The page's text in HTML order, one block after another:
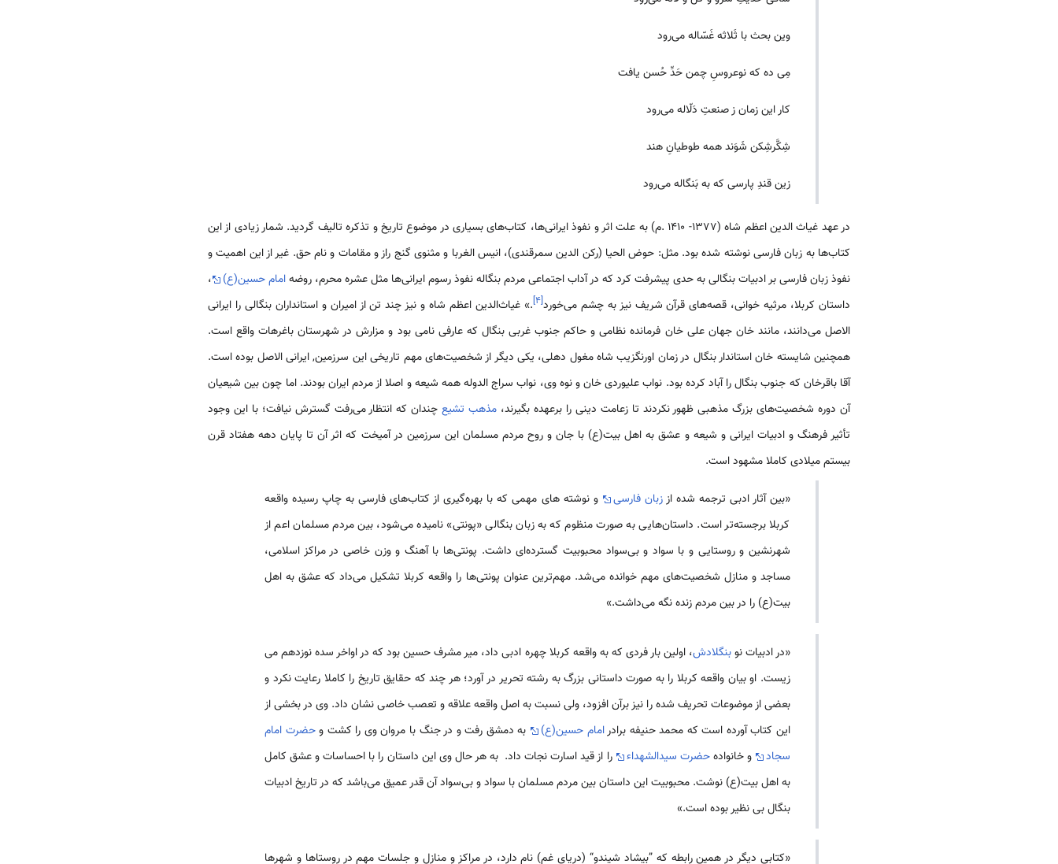
وین بحث با ثَلاثه غَسّاله می‌رود
مِی ده که نوعروسِ چمن حَدِّ حُسن یافت
کار این زمان ز صنعتِ دَلّاله می‌رود
شِکَّرشِکن شَوَند همه طوطیانِ هند
زین قندِ پارسی که به بَنگاله می‌رود
در عهد غیاث الدین اعظم شاه (1377- 1410 .م) به علت اثر و نفوذ ایرانی‌ها، کتاب‌هاى بسیارى در موضوع تاریخ و تذکره تالیف گردید. شمار زیادى از این
کتاب‌ها به زبان فارسى نوشته شده بود. مثل: حوض الحیا (رکن الدین سمرقندى)، انیس الغربا و مثنوى گنج راز و مقامات و نام حق. غیر از این اهمیت و
نفوذ زبان فارسى بر ادبیات بنگالى به حدی پیشرفت کرد که در آداب اجتماعى مردم بنگاله نفوذ رسوم ایرانی‌ها مثل عشره محرم، روضهامام حسین(ع)
،
داستان کربلا، مرثیه خوانى، قصه‌هاى قرآن شریف نیز به چشم می‌خورد[۴].» غیاث‌الدین اعظم شاه و نیز چند تن از امیران و استانداران بنگالی را ایرانی
الاصل می‌دانند، مانند خان جهان علی خان فرمانده نظامی و حاکم جنوب غربی بنگال که عارفی نامی بود و مزارش در شهرستان باغرهات واقع است.
همچنین شایسته خان استاندار بنگال در زمان اورنگزیب شاه مغول دهلی، یکی دیگر از شخصیت‌های مهم تاریخی این سرزمین, ایرانی الاصل بوده است.
آقا باقرخان که جنوب بنگال را آباد کرده بود. نواب علیوردی خان و نوه وی، نواب سراج الدوله همه شیعه و اصلا از مردم ایران بودند. اما چون بین شیعیان
آن دوره شخصیت‌های بزرگ مذهبی ظهور نکردند تا زعامت دینی را برعهده بگیرند، مذهب تشیعچندان که انتظار می‌رفت گسترش نیافت؛ با این وجود
تأثیر فرهنگ و ادبیات ایرانی و شیعه و عشق به اهل بیت(ع) با جان و روح مردم مسلمان این سرزمین در آمیخت که اثر آن تا پایان دهه هفتاد قرن
بیستم میلادی کاملا مشهود است.
«بین آثار ادبی ترجمه شده اززبان فارسی
و نوشته های مهمی که با بهره‌گیری از کتاب‌های فارسی به چاپ رسیده واقعه
کربلا برجسته‌تر است. داستان‌هایی به صورت منظوم که به زبان بنگالی «پونتی» نامیده می‌شود، بین مردم مسلمان اعم از
شهرنشین و روستایی و با سواد و بی‌سواد محبوبیت گسترده‌ای داشت. پونتی‌ها با آهنگ و وزن خاصی در مراکز اسلامی،
مساجد و منازل شخصیت‌های مهم خوانده می‌شد. مهم‌ترین عنوان پونتی‌ها را واقعه کربلا تشکیل می‌داد که عشق به اهل
بیت(ع) را در بین مردم زنده نگه می‌داشت.»
«در ادبیات نوبنگلادش، اولین بار فردی که به واقعه کربلا چهره ادبی داد، میر مشرف حسین بود که در اواخر سده نوزدهم می
زیست. او بیان واقعه کربلا را به صورت داستانی بزرگ به رشته تحریر در آورد؛ هر چند که حقایق تاریخ را کاملا رعایت نکرد و
بعضی از موضوعات تحریف شده را نیز برآن افزود، ولی نسبت به اصل واقعه علاقه و تعصب خاصی نشان داد. وی در بخشی از
این کتاب آورده است که محمد حنیفه برادرامام حسین(ع) به دمشق رفت و در جنگ با مروان وی را کشت وحضرت امام
سجاد
و خانوادهحضرت سیدالشهداء
را از قید اسارت نجات داد. به هر حال وی این داستان را با احساسات و عشق کامل
به اهل بیت(ع) نوشت. محبوبیت این داستان بین مردم مسلمان با سواد و بی‌سواد آن قدر عمیق می‌باشد که در تاریخ ادبیات
بنگال بی نظیر بوده است.»
«کتابی دیگر در همین رابطه که ”بیشاد شیندو“ (دریای غم) نام دارد، در مراکز و منازل و جلسات مهم در روستاها و شهرها